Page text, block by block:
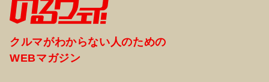
クルマがわからない人のための
WEBマガジン